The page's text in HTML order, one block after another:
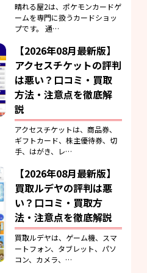
晴れる屋2は、ポケモンカードゲ
ームを専門に扱うカードショッ
プです。 通…
【2026年08月最新版】
アクセスチケットの評判
は悪い？口コミ・買取
方法・注意点を徹底解
説
アクセスチケットは、商品券、
ギフトカード、株主優待券、切
手、はがき、レ…
【2026年08月最新版】
買取ルデヤの評判は悪
い？口コミ・買取方
法・注意点を徹底解説
買取ルデヤは、ゲーム機、スマ
ートフォン、タブレット、パソ
コン、カメラ、…